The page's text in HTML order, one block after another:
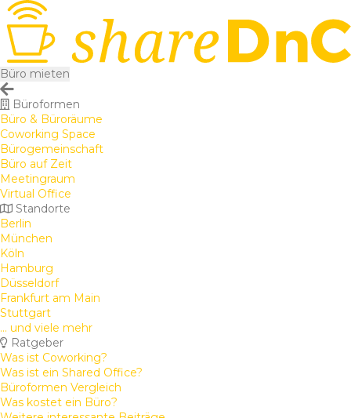
Büro mieten
Büroformen
Büro & Büroräume
Coworking Space
Bürogemeinschaft
Büro auf Zeit
Meetingraum
Virtual Office
Standorte
Berlin
München
Köln
Hamburg
Düsseldorf
Frankfurt am Main
Stuttgart
... und viele mehr
Ratgeber
Was ist Coworking?
Was ist ein Shared Office?
Büroformen Vergleich
Was kostet ein Büro?